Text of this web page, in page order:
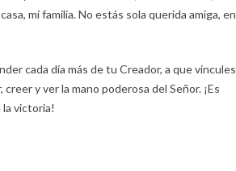
mi familia. No estás sola querida amiga, en
cada día más de tu Creador, a que vincules
y ver la mano poderosa del Señor. ¡Es
victoria!